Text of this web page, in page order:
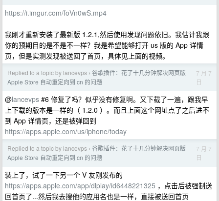
https://i.imgur.com/foVn0wS.mp4
我刚才重新安装了最新版 1.2.1,然后使用发现问题依旧。我估计我跟
你的预期目的是不是不一样？我是希望能够打开 us 版的 App 详情
页，但是实测发现被送回了首页，具体见上面的视频。
Replied to a topic by lancevps › 谷歌插件：花了十几分钟解决网页版
Apple Store 自动重定向到 cn 的问题
7 月 7
日
@lancevps #6 修复了吗？似乎没有修复啊。又下载了一遍，跟我早
上下载的版本是一样的（ 1.2.0 ）。而且上面这个网址点了之后进不
到 App 详情页，还是被弹回到
https://apps.apple.com/us/iphone/today
Replied to a topic by lancevps › 谷歌插件：花了十几分钟解决网页版
Apple Store 自动重定向到 cn 的问题
7 月 7
日
装上了，试了一下另一个 V 友刚发布的
https://apps.apple.com/app/dlplay/id6448221325 ，点击后被强制送
回首页了...然后我去搜他的应用名也是一样，直接被送回首页